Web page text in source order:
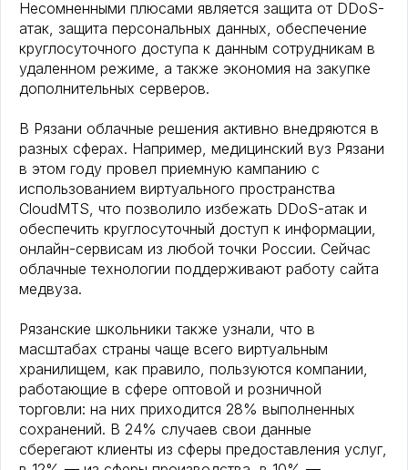
Несомненными плюсами является защита от DDoS-
атак, защита персональных данных, обеспечение
круглосуточного доступа к данным сотрудникам в
удаленном режиме, а также экономия на закупке
дополнительных серверов.
В Рязани облачные решения активно внедряются в
разных сферах. Например, медицинский вуз Рязани
в этом году провел приемную кампанию с
использованием виртуального пространства
CloudMTS, что позволило избежать DDoS-атак и
обеспечить круглосуточный доступ к информации,
онлайн-сервисам из любой точки России. Сейчас
облачные технологии поддерживают работу сайта
медвуза.
Рязанские школьники также узнали, что в
масштабах страны чаще всего виртуальным
хранилищем, как правило, пользуются компании,
работающие в сфере оптовой и розничной
торговли: на них приходится 28% выполненных
сохранений. В 24% случаев свои данные
сберегают клиенты из сферы предоставления услуг,